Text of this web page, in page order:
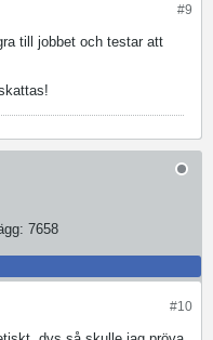
#9
till jobbet och testar att
7658
#10